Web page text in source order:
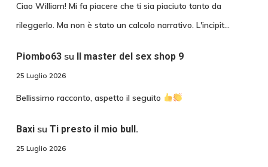
Ciao William! Mi fa piacere che ti sia piaciuto tanto da
rileggerlo. Ma non è stato un calcolo narrativo. L'incipit…
Piombo63su Il master del sex shop 9
25 Luglio 2026
Bellissimo racconto, aspetto il seguito
Baxisu Ti presto il mio bull.
25 Luglio 2026